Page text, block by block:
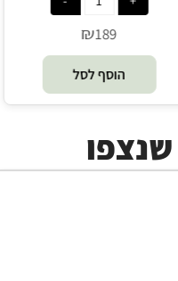
109.90
הוסף לסל